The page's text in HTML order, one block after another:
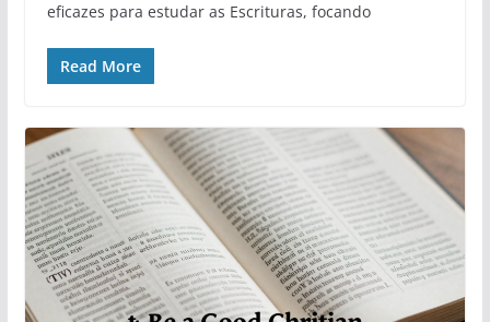
eficazes para estudar as Escrituras, focando
Read More